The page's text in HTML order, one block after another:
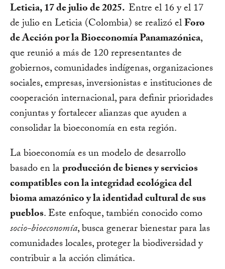
Leticia, 17 de julio de 2025. Entre el 16 y el 17
de julio en Leticia (Colombia) se realizó elForo
de Acción por la Bioeconomía Panamazónica,
que reunió a más de 120 representantes de
gobiernos, comunidades indígenas, organizaciones
sociales, empresas, inversionistas e instituciones de
cooperación internacional, para definir prioridades
conjuntas y fortalecer alianzas que ayuden a
consolidar la bioeconomía en esta región.
La bioeconomía es un modelo de desarrollo
basado en laproducción de bienes y servicios
compatibles con la integridad ecológica del
bioma amazónico y la identidad cultural de sus
pueblos. Este enfoque, también conocido como
socio-bioeconomía, busca generar bienestar para las
comunidades locales, proteger la biodiversidad y
contribuir a la acción climática.